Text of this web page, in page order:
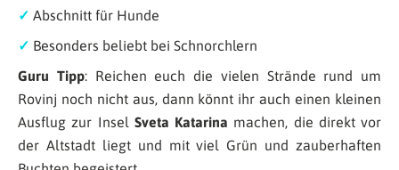
✓ Abschnitt für Hunde
✓ Besonders beliebt bei Schnorchlern
Guru Tipp: Reichen euch die vielen Strände rund um
Rovinj noch nicht aus, dann könnt ihr auch einen kleinen
Ausflug zur Insel Sveta Katarina machen, die direkt vor
der Altstadt liegt und mit viel Grün und zauberhaften